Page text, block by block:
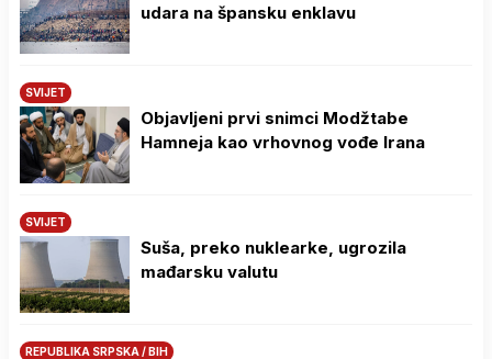
udara na špansku enklavu
SVIJET
Objavljeni prvi snimci Modžtabe
Hamneja kao vrhovnog vođe Irana
SVIJET
Suša, preko nuklearke, ugrozila
mađarsku valutu
REPUBLIKA SRPSKA / BIH